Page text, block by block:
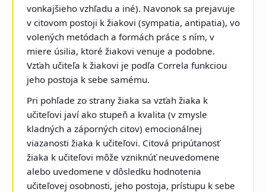
vonkajšieho vzhľadu a iné). Navonok sa prejavuje
v citovom postoji k žiakovi (sympatia, antipatia), vo
volených metódach a formách práce s ním, v
miere úsilia, ktoré žiakovi venuje a podobne.
Vzťah učiteľa k žiakovi je podľa Correla funkciou
jeho postoja k sebe samému.
Pri pohľade zo strany žiaka sa vzťah žiaka k
učiteľovi javí ako stupeň a kvalita (v zmysle
kladných a záporných citov) emocionálnej
viazanosti žiaka k učiteľovi. Citová pripútanosť
žiaka k učiteľovi môže vzniknúť neuvedomene
alebo uvedomene v dôsledku hodnotenia
učiteľovej osobnosti, jeho postoja, prístupu k sebe